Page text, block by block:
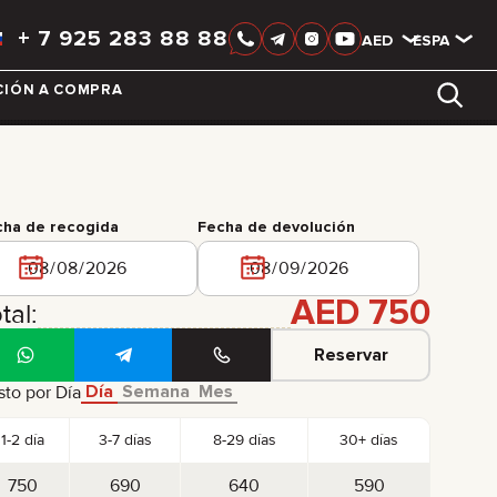
AED
+ 7 925 283 88 88 AED ESPAÑOL
A COMPRA
LIXIANG
de recogida Fecha de devolución
AED 750
Reservar
por Día Día Semana Mes
1-2 día 3-7 días 8-29 días 30+ días
750 690 640
590